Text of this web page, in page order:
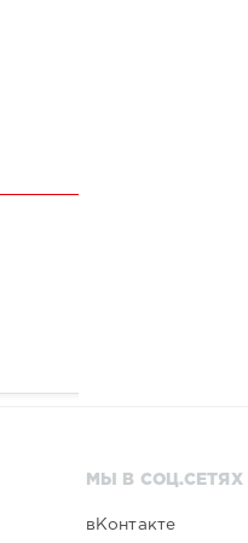
МЫ В СОЦ.СЕТЯХ
вКонтакте